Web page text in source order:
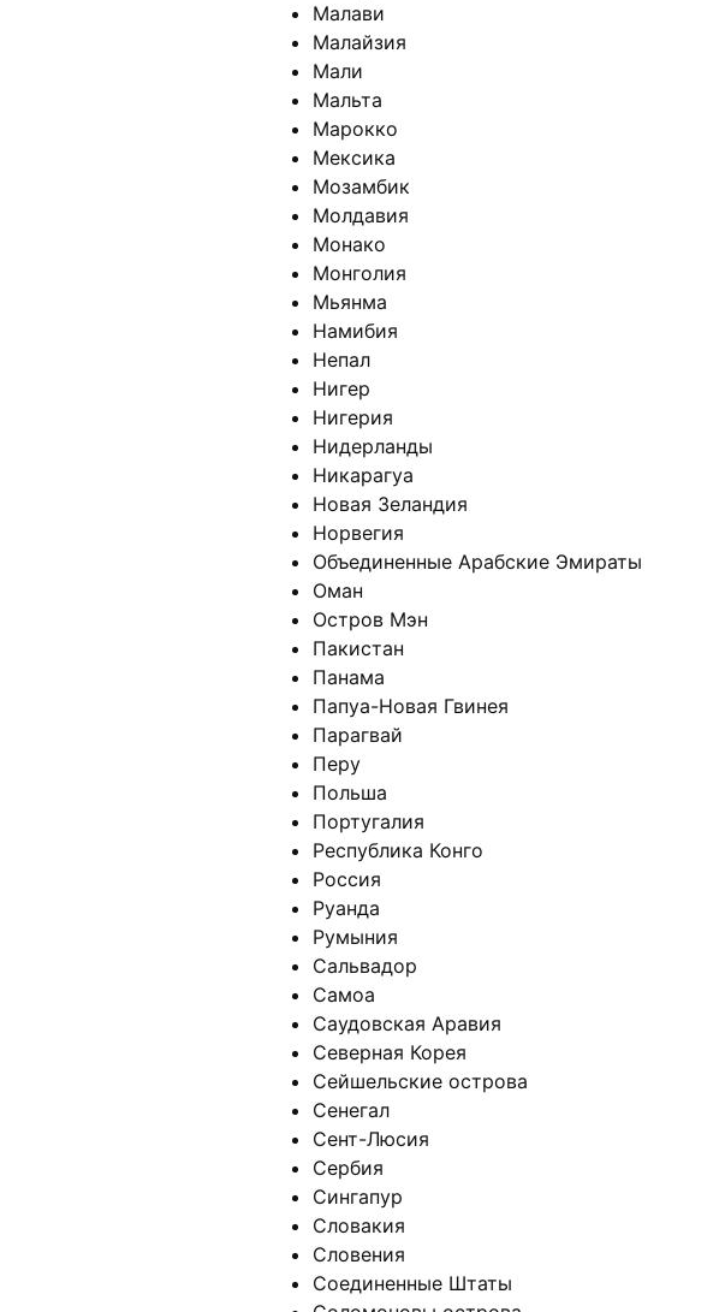
Малави
Малайзия
Мали
Мальта
Марокко
Мексика
Мозамбик
Молдавия
Монако
Монголия
Мьянма
Намибия
Непал
Нигер
Нигерия
Нидерланды
Никарагуа
Новая Зеландия
Норвегия
Объединенные Арабские Эмираты
Оман
Остров Мэн
Пакистан
Панама
Папуа-Новая Гвинея
Парагвай
Перу
Польша
Португалия
Республика Конго
Россия
Руанда
Румыния
Сальвадор
Самоа
Саудовская Аравия
Северная Корея
Сейшельские острова
Сенегал
Сент-Люсия
Сербия
Сингапур
Словакия
Словения
Соединенные Штаты